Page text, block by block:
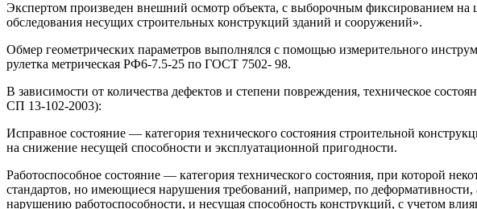
Экспертом произведен внешний осмотр объекта, с выборочным фиксированием
обследования несущих строительных конструкций зданий и сооружений».
Обмер геометрических параметров выполнялся с помощью измерительного
рулетка метрическая РФ6-7.5-25 по ГОСТ 7502- 98.
В зависимости от количества дефектов и степени повреждения, техническое
СП 13-102-2003):
Исправное состояние — категория технического состояния строительной
на снижение несущей способности и эксплуатационной пригодности.
Работоспособное состояние — категория технического состояния, при которой
стандартов, но имеющиеся нарушения требований, например, по
нарушению работоспособности, и несущая способность конструкций, с учетом